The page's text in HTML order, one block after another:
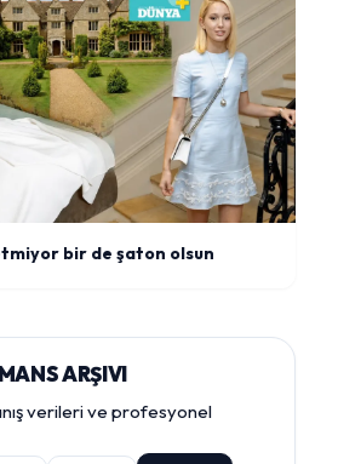
bir de şaton olsun
ARŞIVI
verileri ve profesyonel